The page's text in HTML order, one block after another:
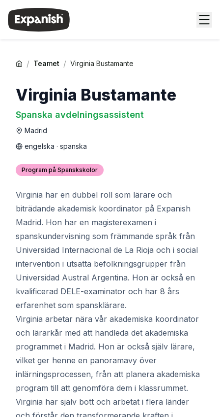
/ Teamet / Virginia Bustamante
Virginia Bustamante
Spanska avdelningsassistent
Madrid
engelska · spanska
Program på Spanskskolor
Virginia har en dubbel roll som lärare och
biträdande akademisk koordinator på Expanish
Madrid. Hon har en magisterexamen i
spanskundervisning som främmande språk från
Universidad Internacional de La Rioja och i social
intervention i utsatta befolkningsgrupper från
Universidad Austral Argentina. Hon är också en
kvalificerad DELE-examinator och har 8 års
erfarenhet som spansklärare.
Virginia arbetar nära vår akademiska koordinator
och lärarkår med att handleda det akademiska
programmet i Madrid. Hon är också själv lärare,
vilket ger henne en panoramavy över
inlärningsprocessen, från att planera akademiska
program till att genomföra dem i klassrummet.
Virginia har själv bott och arbetat i flera länder